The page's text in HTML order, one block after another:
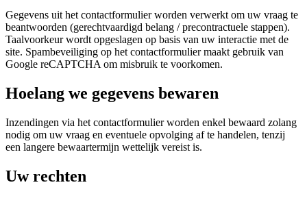
Gegevens uit het contactformulier worden verwerkt om uw vraag te
beantwoorden (gerechtvaardigd belang / precontractuele stappen).
Taalvoorkeur wordt opgeslagen op basis van uw interactie met de
site. Spambeveiliging op het contactformulier maakt gebruik van
Google reCAPTCHA om misbruik te voorkomen.
Hoelang we gegevens bewaren
Inzendingen via het contactformulier worden enkel bewaard zolang
nodig om uw vraag en eventuele opvolging af te handelen, tenzij
een langere bewaartermijn wettelijk vereist is.
Uw rechten